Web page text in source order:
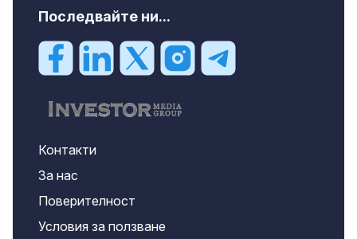
Последвайте ни...
Контакти
За нас
Поверителност
Условия за ползване